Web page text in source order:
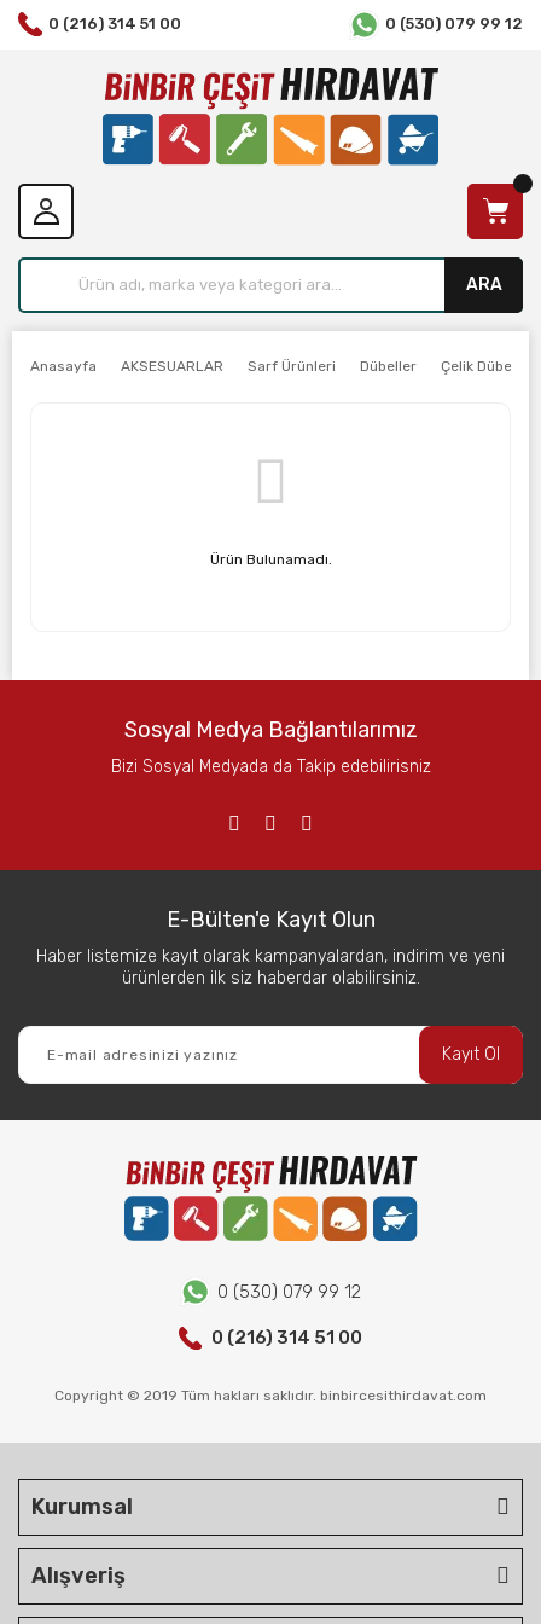
0 (216) 314 51 00 0 (530) 079 99 12
ARA
Anasayfa AKSESUARLAR Sarf Ürünleri Dübeller Çelik Dübel
Ürün Bulunamadı.
Sosyal Medya Bağlantılarımız
Bizi Sosyal Medyada da Takip edebilirisniz
E-Bülten'e Kayıt Olun
Haber listemize kayıt olarak kampanyalardan, indirim ve yeni
ürünlerden ilk siz haberdar olabilirsiniz.
Kayıt Ol
0 (530) 079 99 12
0 (216) 314 51 00
Copyright © 2019 Tüm hakları saklıdır. binbircesithirdavat.com
Kurumsal
Alışveriş